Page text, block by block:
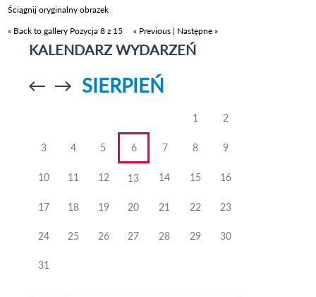
Ściągnij oryginalny obrazek
« Back to gallery Pozycja 8 z 15 « Previous | Następne »
KALENDARZ WYDARZEŃ
Przejdź doPrzejdź do
SIERPIEŃ
1 2
3 4 5 6 7 8 9
10 11 12 13 14 15 16
17 18 19 20 21 22 23
24 25 26 27 28 29 30
31